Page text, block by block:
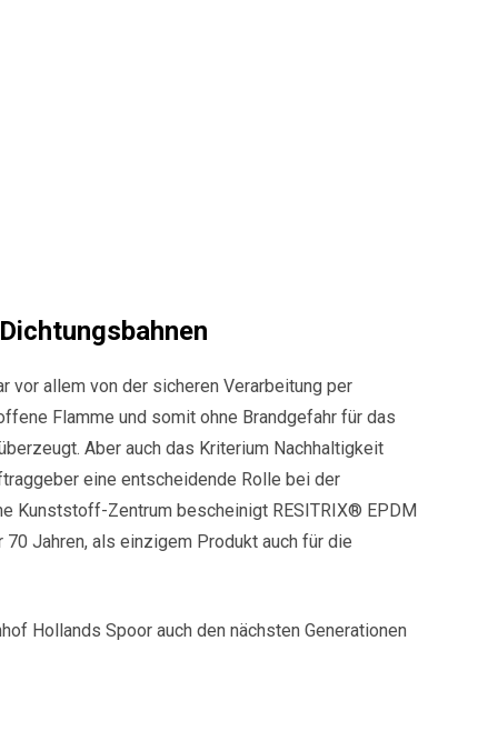
vor allem von der sicheren Verarbeitung per
Flamme und somit ohne Brandgefahr für das
Aber auch das Kriterium Nachhaltigkeit
eine entscheidende Rolle bei der
Kunststoff-Zentrum bescheinigt RESITRIX® EPDM
70 Jahren, als einzigem Produkt auch für die
Hollands Spoor auch den nächsten Generationen